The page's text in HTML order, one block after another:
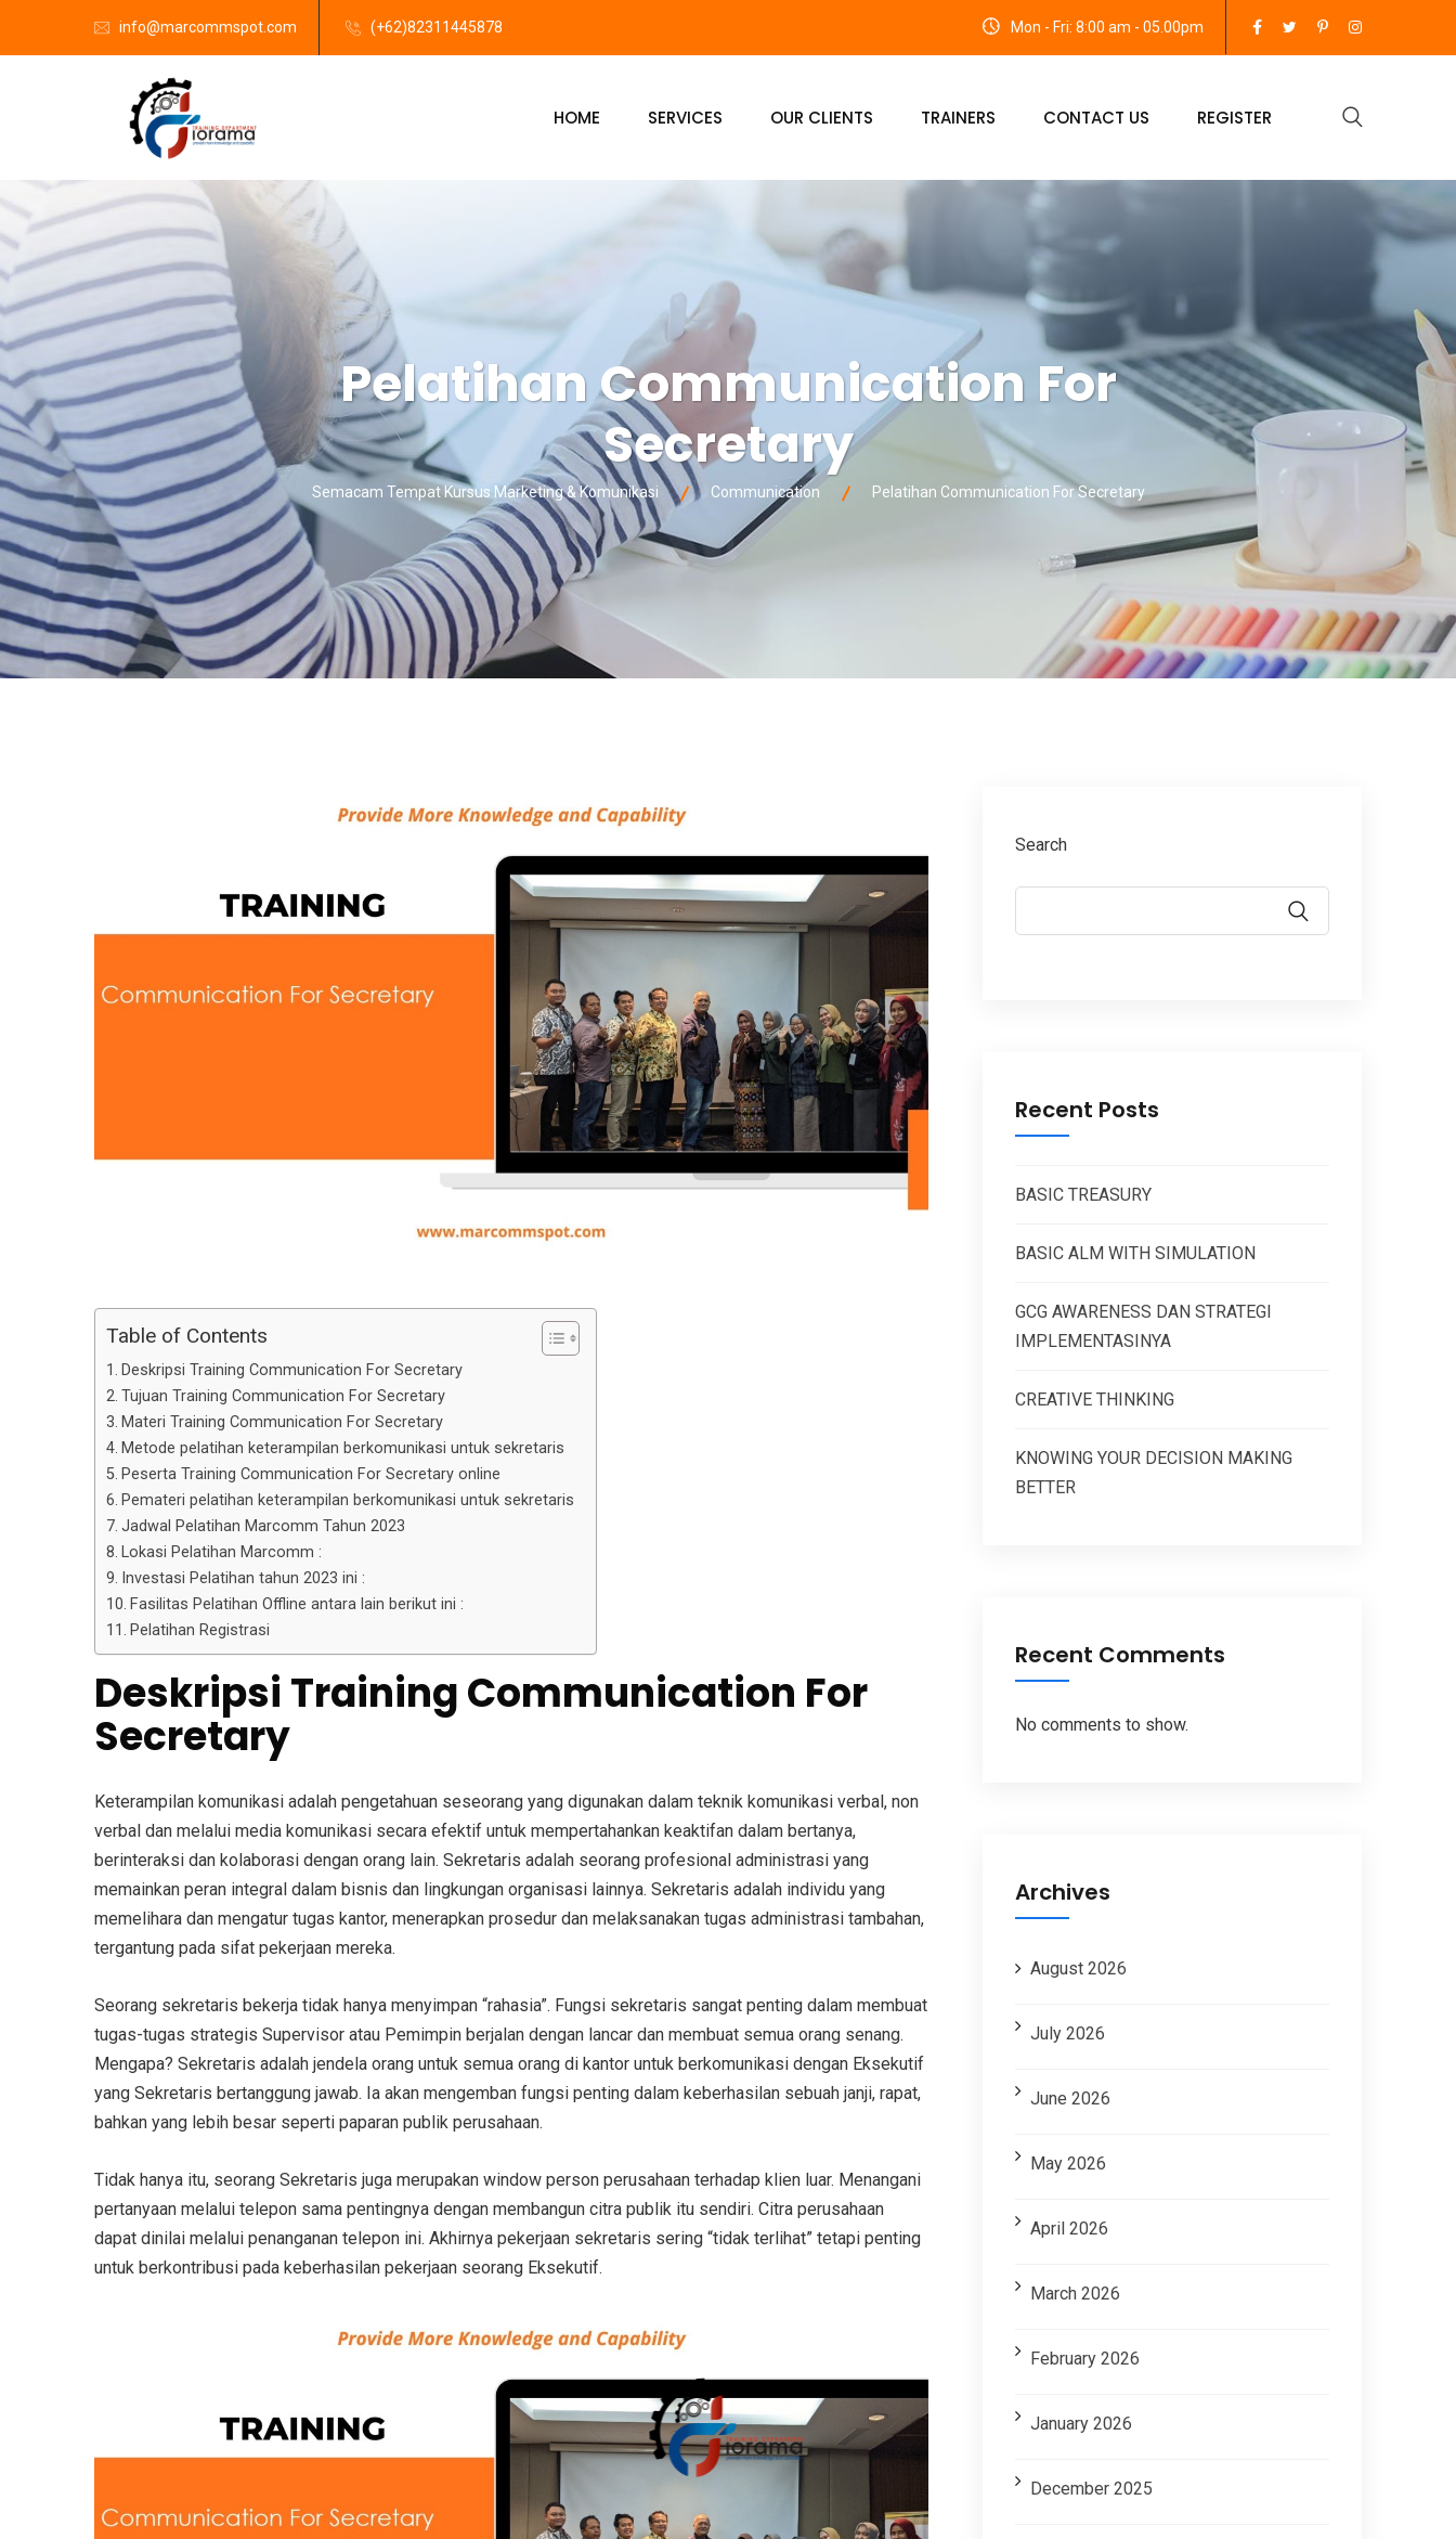
info@marcommspot.com (+62)82311445878 Mon - Fri: 8:00 am - 05.00pm
HOME SERVICES OUR CLIENTS TRAINERS CONTACT US REGISTER
Pelatihan Communication For
Secretary
Semacam Tempat Kursus Marketing & Komunikasi Communication Pelatihan Communication For Secretary
Table of Contents
Deskripsi Training Communication For Secretary
Tujuan Training Communication For Secretary
Materi Training Communication For Secretary
Metode pelatihan keterampilan berkomunikasi untuk sekretaris
Peserta Training Communication For Secretary online
Pemateri pelatihan keterampilan berkomunikasi untuk sekretaris
Jadwal Pelatihan Marcomm Tahun 2023
Lokasi Pelatihan Marcomm :
Investasi Pelatihan tahun 2023 ini :
Fasilitas Pelatihan Offline antara lain berikut ini :
Pelatihan Registrasi
Deskripsi Training Communication For
Secretary
Keterampilan komunikasi adalah pengetahuan seseorang yang digunakan dalam teknik komunikasi verbal, non
verbal dan melalui media komunikasi secara efektif untuk mempertahankan keaktifan dalam bertanya,
berinteraksi dan kolaborasi dengan orang lain. Sekretaris adalah seorang profesional administrasi yang
memainkan peran integral dalam bisnis dan lingkungan organisasi lainnya. Sekretaris adalah individu yang
memelihara dan mengatur tugas kantor, menerapkan prosedur dan melaksanakan tugas administrasi tambahan,
tergantung pada sifat pekerjaan mereka.
Seorang sekretaris bekerja tidak hanya menyimpan “rahasia”. Fungsi sekretaris sangat penting dalam membuat
tugas-tugas strategis Supervisor atau Pemimpin berjalan dengan lancar dan membuat semua orang senang.
Mengapa? Sekretaris adalah jendela orang untuk semua orang di kantor untuk berkomunikasi dengan Eksekutif
yang Sekretaris bertanggung jawab. Ia akan mengemban fungsi penting dalam keberhasilan sebuah janji, rapat,
bahkan yang lebih besar seperti paparan publik perusahaan.
Tidak hanya itu, seorang Sekretaris juga merupakan window person perusahaan terhadap klien luar. Menangani
pertanyaan melalui telepon sama pentingnya dengan membangun citra publik itu sendiri. Citra perusahaan
dapat dinilai melalui penanganan telepon ini. Akhirnya pekerjaan sekretaris sering “tidak terlihat” tetapi penting
untuk berkontribusi pada keberhasilan pekerjaan seorang Eksekutif.
Search
Recent Posts
BASIC TREASURY
BASIC ALM WITH SIMULATION
GCG AWARENESS DAN STRATEGI
IMPLEMENTASINYA
CREATIVE THINKING
KNOWING YOUR DECISION MAKING
BETTER
Recent Comments
No comments to show.
Archives
August 2026
July 2026
June 2026
May 2026
April 2026
March 2026
February 2026
January 2026
December 2025